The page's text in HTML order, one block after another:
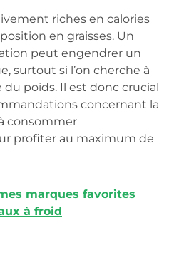
riches en calories
en graisses. Un
peut engendrer un
surtout si l’on cherche à
poids. Il est donc crucial
concernant la
consommer
profiter au maximum de
marques favorites
à froid